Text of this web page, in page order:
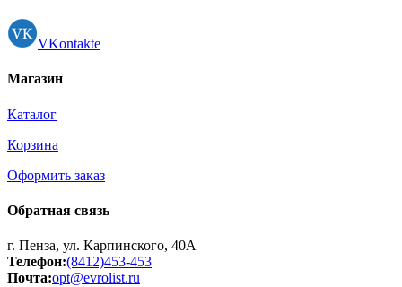
VKontakte
Магазин
Каталог
Корзина
Оформить заказ
Обратная связь
г. Пенза, ул. Карпинского, 40А
Телефон:(8412)453-453
Почта:opt@evrolist.ru